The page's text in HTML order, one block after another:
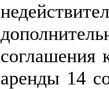
соглашения
аренды 14